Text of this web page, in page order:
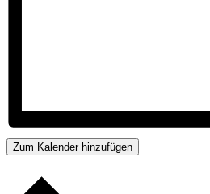
Zum Kalender hinzufügen